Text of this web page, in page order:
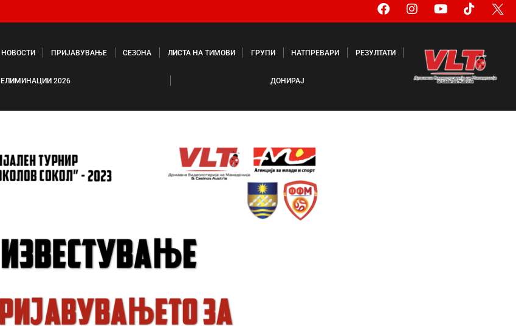
НОВОСТИ ПРИЈАВУВАЊЕ СЕЗОНА ЛИСТА НА ТИМОВИ ГРУПИ НАТПРЕВАРИ РЕЗУЛТАТИ
ЕЛИМИНАЦИИ 2026 ДОНИРАЈ